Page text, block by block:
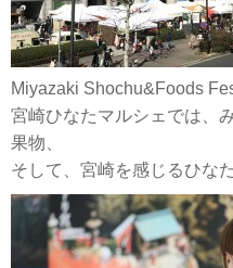
Miyazaki Shochu&Foods
宮崎ひなたマルシェでは、
果物、
そして、宮崎を感じるひな